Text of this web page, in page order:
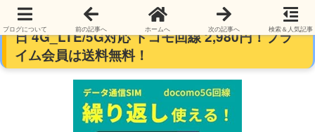
【プリペイドSIM】リチャージSIM 20GB 180
日 4G_LTE/5G対応 ドコモ回線 2,980円！プラ
イム会員は送料無料！
ブログについて 前の記事へ ホームへ 次の記事へ 検索＆人気記事